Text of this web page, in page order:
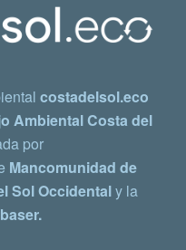
costadelsol.eco
Ambiental Costa del
por
Mancomunidad de
Sol Occidentaly la